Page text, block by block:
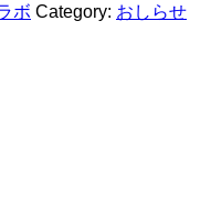
ボ Category: おしらせ